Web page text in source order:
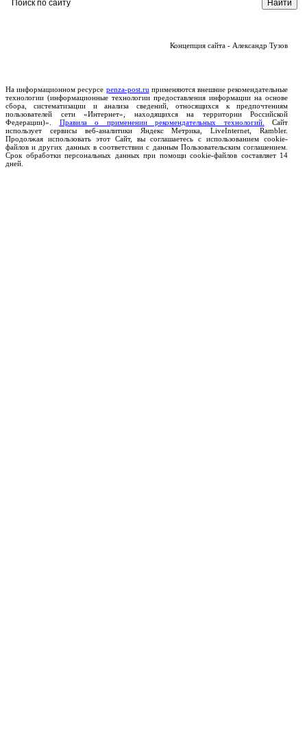
Концепция сайта - Александр Тузов
На информационном ресурсе penza-post.ru применяются внешние рекомендательные
технологии (информационные технологии предоставления информации на основе
сбора, систематизации и анализа сведений, относящихся к предпочтениям
пользователей сети «Интернет», находящихся на территории Российской
Федерации)». Правила о применении рекомендательных технологий.
Сайт
использует сервисы веб-аналитики Яндекс Метрика, LiveInternet, Rambler.
Продолжая использовать этот Сайт, вы соглашаетесь с использованием cookie-
файлов и других данных в соответствии с данным Пользовательским соглашением.
Срок обработки персональных данных при помощи cookie-файлов составляет 14
дней.